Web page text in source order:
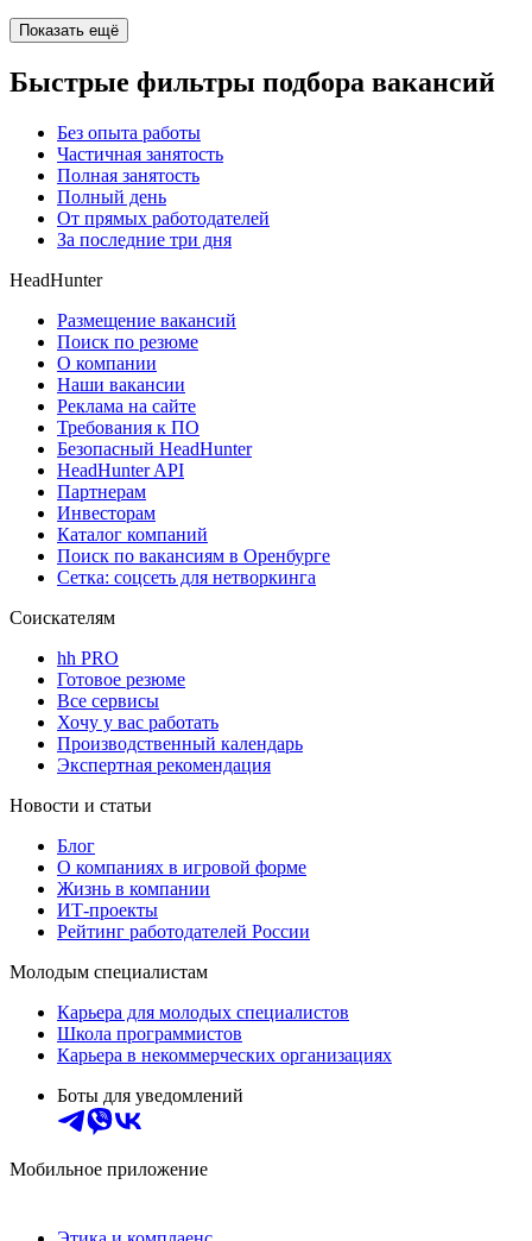
Показать ещё
Быстрые фильтры подбора вакансий
Без опыта работы
Частичная занятость
Полная занятость
Полный день
От прямых работодателей
За последние три дня
HeadHunter
Размещение вакансий
Поиск по резюме
О компании
Наши вакансии
Реклама на сайте
Требования к ПО
Безопасный HeadHunter
HeadHunter API
Партнерам
Инвесторам
Каталог компаний
Поиск по вакансиям в Оренбурге
Сетка: соцсеть для нетворкинга
Соискателям
hh PRO
Готовое резюме
Все сервисы
Хочу у вас работать
Производственный календарь
Экспертная рекомендация
Новости и статьи
Блог
О компаниях в игровой форме
Жизнь в компании
ИТ-проекты
Рейтинг работодателей России
Молодым специалистам
Карьера для молодых специалистов
Школа программистов
Карьера в некоммерческих организациях
Боты для уведомлений
Мобильное приложение